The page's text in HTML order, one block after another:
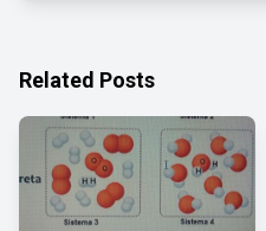
Related Posts